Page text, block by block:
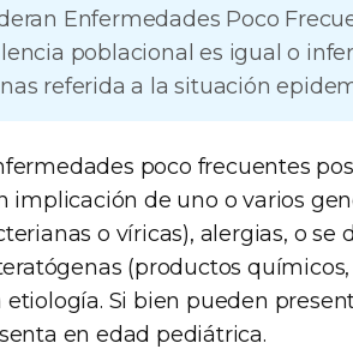
Enfermedades Poco
poblacional es igual o
referida a la situación
poco frecuentes
implicación de uno o varios
o víricas), alergias, o se
(productos
etiología. Si bien pueden
en edad pediátrica.